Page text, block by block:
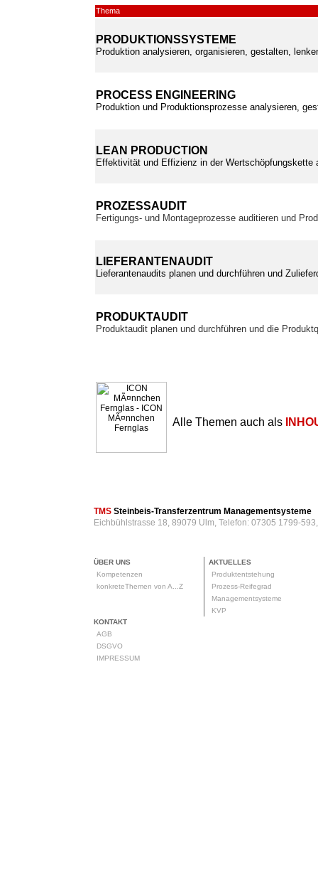
Thema
PRODUKTIONSSYSTEME
Produktion analysieren, organisieren, gestalten,
PROCESS ENGINEERING
Produktion und Produktionsprozesse analysieren,
LEAN PRODUCTION
Effektivität und Effizienz in der Wertschöpfungskette
PROZESSAUDIT
Fertigungs- und Montageprozesse auditieren und
LIEFERANTENAUDIT
Lieferantenaudits planen und durchführen und
PRODUKTAUDIT
Produktaudit planen und durchführen und die
Alle Themen auch als
TMS Steinbeis-Transferzentrum Managementsysteme
Eichbühlstrasse 18, 89079 Ulm, Telefon: 07305 1799-
ÜBER UNS
Kompetenzen
konkreteThemen von A...Z
AKTUELLES
Produktentstehung
Prozess-Reifegrad
Managementsysteme
KVP
KONTAKT
AGB
DSGVO
IMPRESSUM